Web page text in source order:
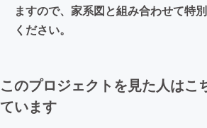
ますので、家系図と組み合わせて特
ください。
このプロジェクトを見た人はこ
ています